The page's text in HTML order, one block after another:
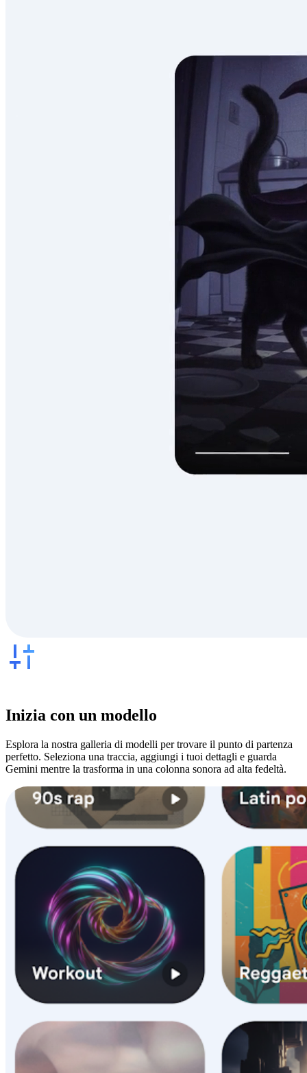
Inizia con un modello
Esplora la nostra galleria di modelli per trovare il punto di partenza
perfetto. Seleziona una traccia, aggiungi i tuoi dettagli e guarda
Gemini mentre la trasforma in una colonna sonora ad alta fedeltà.